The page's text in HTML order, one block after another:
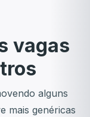
vagas
alguns
mais genéricas